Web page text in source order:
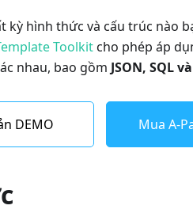
hình thức và cấu trúc nào
Toolkitcho phép áp
nhau, bao gồm JSON, SQL
DEMO Mua A-